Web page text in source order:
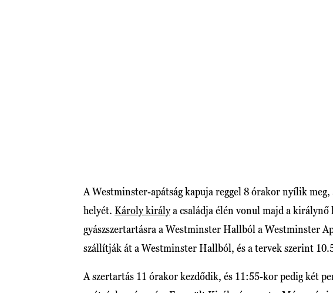
A Westminster-apátság kapuja reggel 8 órakor nyílik
helyét. Károly királya családja élén vonul majd a
gyászszertartásra a Westminster Hallból a Westminster
szállítják át a Westminster Hallból, és a tervek szerint
A szertartás 11 órakor kezdődik, és 11:55-kor pedig két